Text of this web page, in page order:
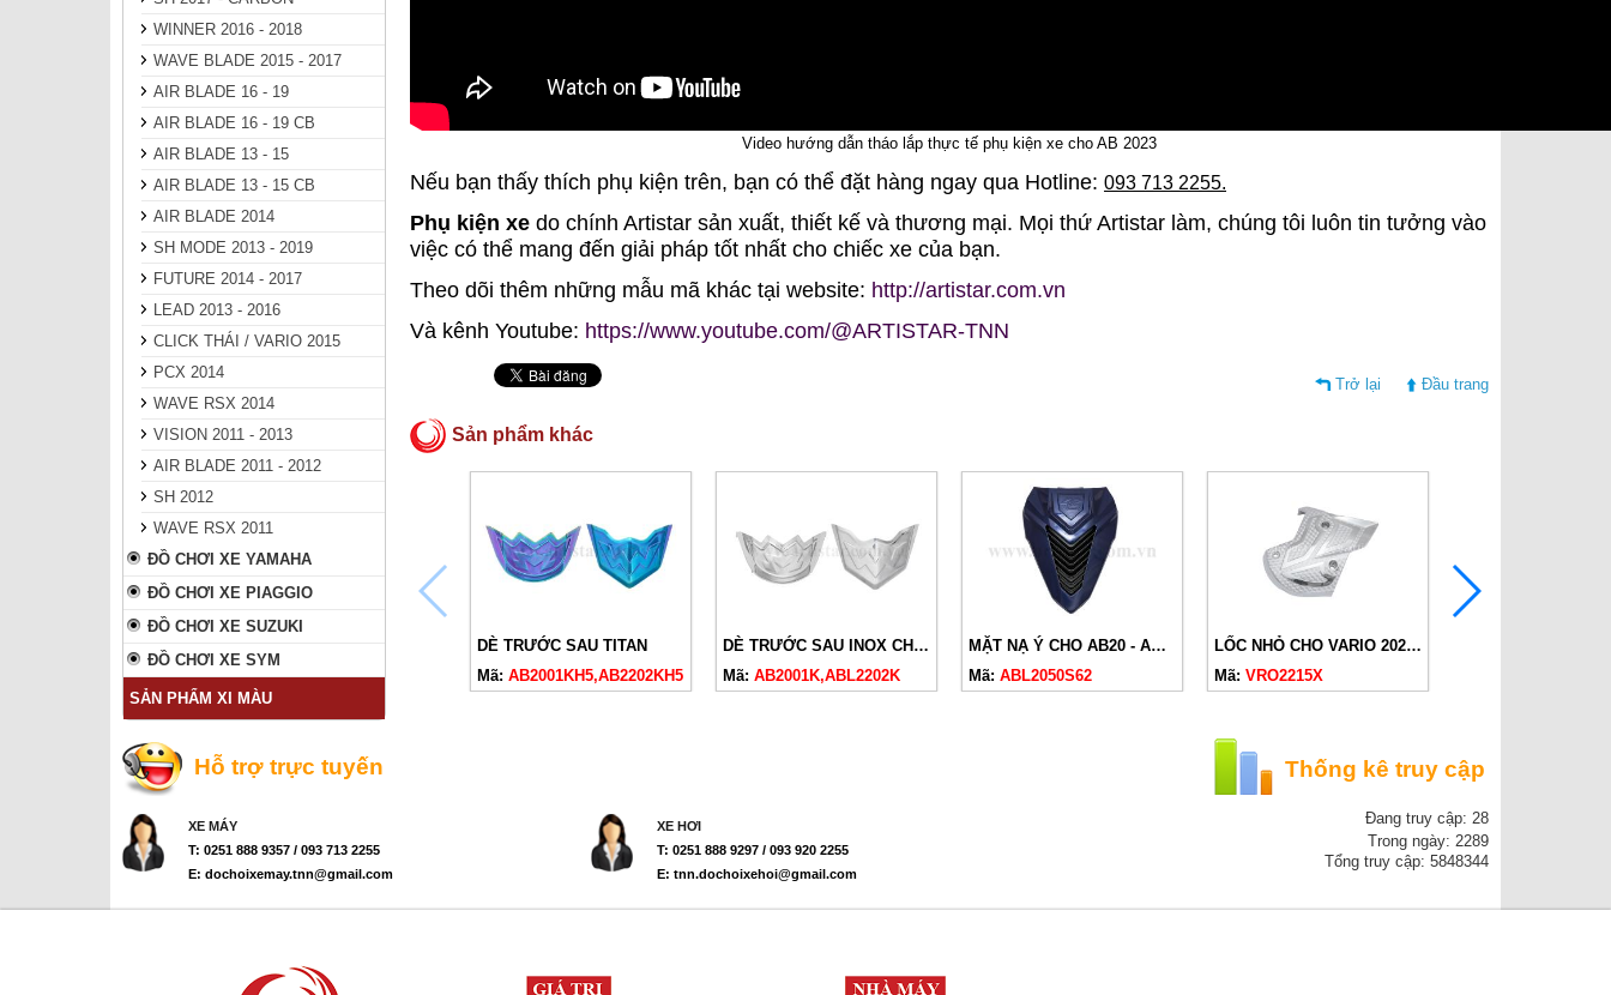
WINNER 2016 - 2018
WAVE BLADE 2015 - 2017
AIR BLADE 16 - 19
AIR BLADE 16 - 19 CB
AIR BLADE 13 - 15
AIR BLADE 13 - 15 CB
AIR BLADE 2014
SH MODE 2013 - 2019
FUTURE 2014 - 2017
LEAD 2013 - 2016
CLICK THÁI / VARIO 2015
PCX 2014
WAVE RSX 2014
VISION 2011 - 2013
AIR BLADE 2011 - 2012
SH 2012
WAVE RSX 2011
ĐỒ CHƠI XE YAMAHA
ĐỒ CHƠI XE PIAGGIO
ĐỒ CHƠI XE SUZUKI
ĐỒ CHƠI XE SYM
SẢN PHẨM XI MÀU
Video hướng dẫn tháo lắp thực tế phụ kiện xe cho AB 2023
Nếu bạn thấy thích phụ kiện trên, bạn có thể đặt hàng ngay qua Hotline: 093 713 2255.
Phụ kiện xe do chính Artistar sản xuất, thiết kế và thương mại. Mọi thứ Artistar làm, chúng tôi luôn tin tưởng vào
việc có thể mang đến giải pháp tốt nhất cho chiếc xe của bạn.
Theo dõi thêm những mẫu mã khác tại website: http://artistar.com.vn
Và kênh Youtube: https://www.youtube.com/@ARTISTAR-TNN
Trở lại Đầu trang
Sản phẩm khác
DÈ TRƯỚC SAU TITAN
Mã: AB2001KH5,AB2202KH5
DÈ TRƯỚC SAU INOX CHO AB23
Mã: AB2001K,ABL2202K
MẶT NẠ Ý CHO AB20 - AB23 XANH DƯƠNG
Mã: ABL2050S62
LỐC NHỎ CHO VARIO 2022 - AB23
Mã: VRO2215X
Hỗ trợ trực tuyến
XE MÁY
T: 0251 888 9357 / 093 713 2255
E: dochoixemay.tnn@gmail.com
XE HƠI
T: 0251 888 9297 / 093 920 2255
E: tnn.dochoixehoi@gmail.com
Thống kê truy cập
Đang truy cập: 28
Trong ngày: 2289
Tổng truy cập: 5848344